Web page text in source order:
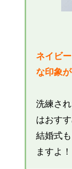
ネイビ
な印象
洗練さ
はおすす
結婚式
ますよ！